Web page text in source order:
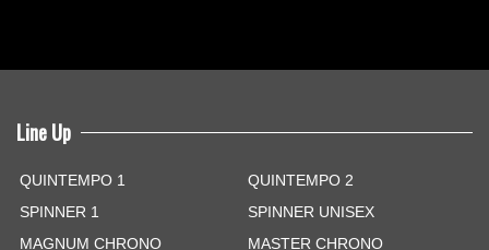
Line Up
QUINTEMPO 1
QUINTEMPO 2
SPINNER 1
SPINNER UNISEX
MAGNUM CHRONO
MASTER CHRONO